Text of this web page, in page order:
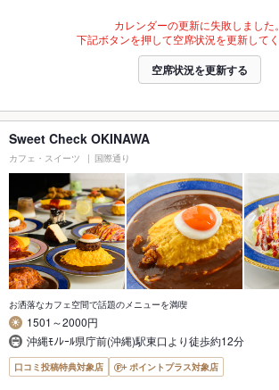
カレンダーの更新に失敗しました。
下記ボタンを押して空席状況を更新してく
空席状況を更新する
Sweet Check OKINAWA
カフェ・スイーツ 国際通り
お洒落なカフェ空間で話題のメニューを満喫
1501～2000円
沖縄ﾓﾉﾚｰﾙ県庁前(沖縄)駅東口より徒歩約12分
口コミ投稿特典対象店 ポイントプラス対象店